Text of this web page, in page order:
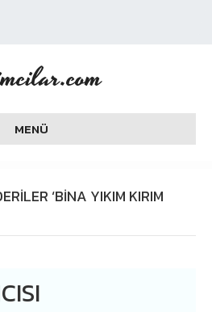
MENÜ
‘BINA YIKIM KIRIM